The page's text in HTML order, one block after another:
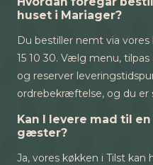
huset i Mariager?
Du bestiller nemt via
15 10 30. Vælg menu,
og reserver
ordrebekræftelse, og du er
Kan I levere mad til
gæster?
Ja, vores køkken i Tilst